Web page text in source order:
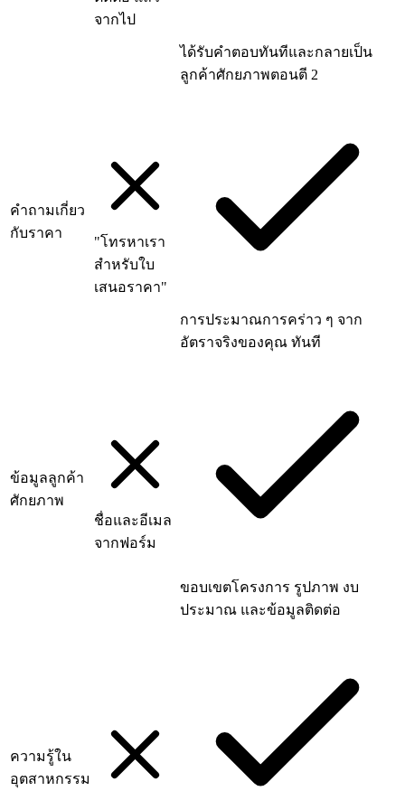
จากไป
ได้รับคำตอบทันทีและกลายเป็น
ลูกค้าศักยภาพตอนตี 2
คำถามเกี่ยว
กับราคา
"โทรหาเรา
สำหรับใบ
เสนอราคา"
การประมาณการคร่าว ๆ จาก
อัตราจริงของคุณ ทันที
ข้อมูลลูกค้า
ศักยภาพ
ชื่อและอีเมล
จากฟอร์ม
ขอบเขตโครงการ รูปภาพ งบ
ประมาณ และข้อมูลติดต่อ
ความรู้ใน
อุตสาหกรรม